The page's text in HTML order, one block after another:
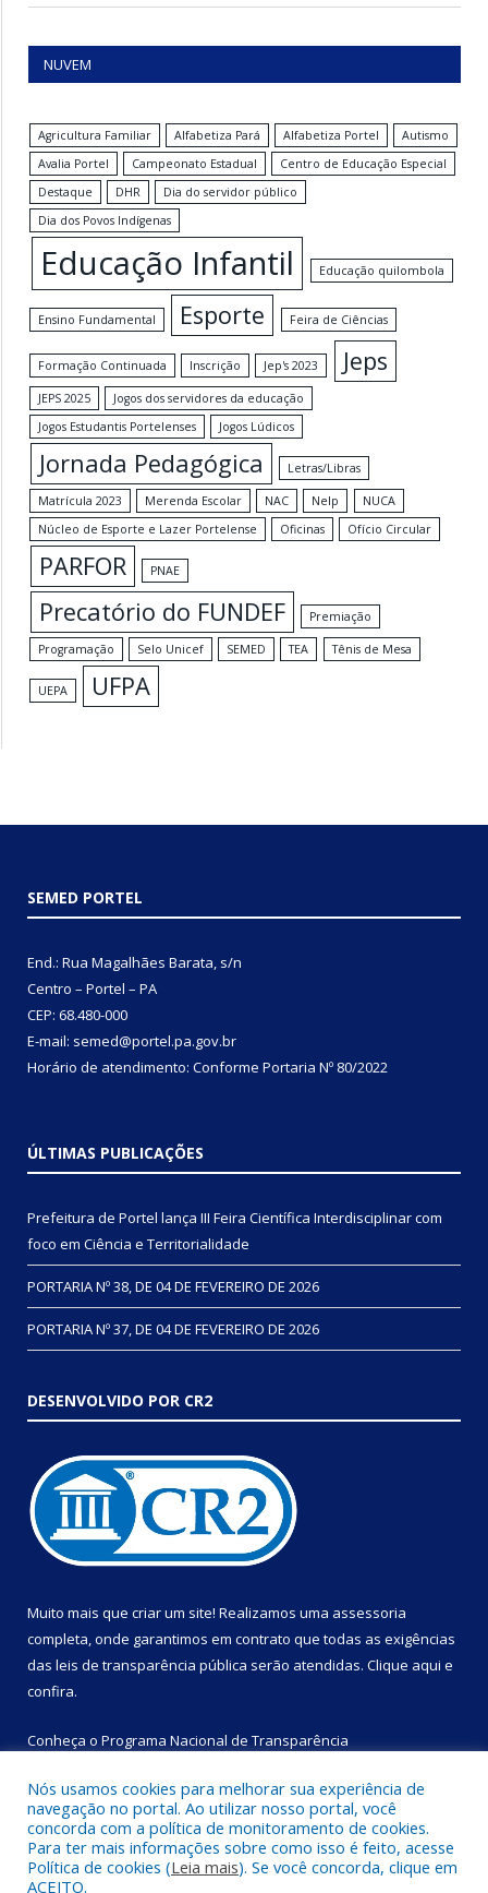
NUVEM
Agricultura Familiar Alfabetiza Pará Alfabetiza Portel
Autismo
Avalia Portel
Campeonato Estadual
Centro de Educação Especial
Destaque
DHR
Dia do servidor público
Dia dos Povos Indígenas
Educação Infantil Educação quilombola
Ensino Fundamental Esporte Feira de Ciências
Formação Continuada Inscrição Jep's 2023 Jeps
JEPS 2025
Jogos dos servidores da educação
Jogos Estudantis Portelenses
Jogos Lúdicos
Jornada Pedagógica Letras/Libras
Matrícula 2023 Merenda Escolar NAC Nelp
NUCA
Núcleo de Esporte e Lazer Portelense
Oficinas Ofício Circular
PARFOR PNAE
Precatório do FUNDEF Premiação
Programação Selo Unicef SEMED TEA Tênis de Mesa
UEPA UFPA
SEMED PORTEL
End.: Rua Magalhães Barata, s/n
Centro – Portel – PA
CEP: 68.480-000
E-mail: semed@portel.pa.gov.br
Horário de atendimento: Conforme Portaria Nº 80/2022
ÚLTIMAS PUBLICAÇÕES
Prefeitura de Portel lança III Feira Científica Interdisciplinar com
foco em Ciência e Territorialidade
PORTARIA Nº 38, DE 04 DE FEVEREIRO DE 2026
PORTARIA Nº 37, DE 04 DE FEVEREIRO DE 2026
DESENVOLVIDO POR CR2
Muito mais que criar um site! Realizamos uma assessoria
completa, onde garantimos em contrato que todas as exigências
das leis de transparência pública serão atendidas. Clique aqui e
confira.
Conheça o Programa Nacional de Transparência
Copyright © 2024SEMED – Secretaria de Municipal de Educação
de Portel. Todos os direitos reservados
Nós usamos cookies para melhorar sua experiência de
navegação no portal. Ao utilizar nosso portal, você
concorda com a política de monitoramento de cookies.
Para ter mais informações sobre como isso é feito, acesse
Política de cookies (Leia mais). Se você concorda, clique em
ACEITO.